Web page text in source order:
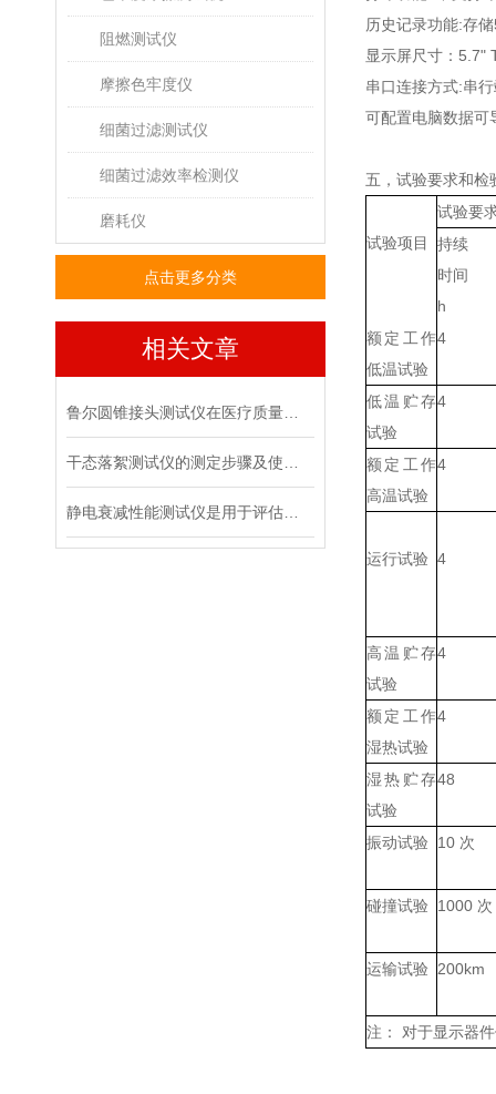
阻燃测试仪
摩擦色牢度仪
细菌过滤测试仪
细菌过滤效率检测仪
磨耗仪
点击更多分类
相关文章
历史记录功能:存储
显示屏尺寸： 5.7"
串口连接方式:串
可配置电脑数据可
五， 试验要求和检
试验项目
试验要
持续
时间
h
额定工作
低温试验
4
低温贮存
试验
4
额定工作
高温试验
4
运行试验 4
高温贮存
试验
4
额定工作
湿热试验
4
湿热贮存
试验
48
振动试验 10 次
碰撞试验 1000 次
运输试验 200km
注： 对于显示器